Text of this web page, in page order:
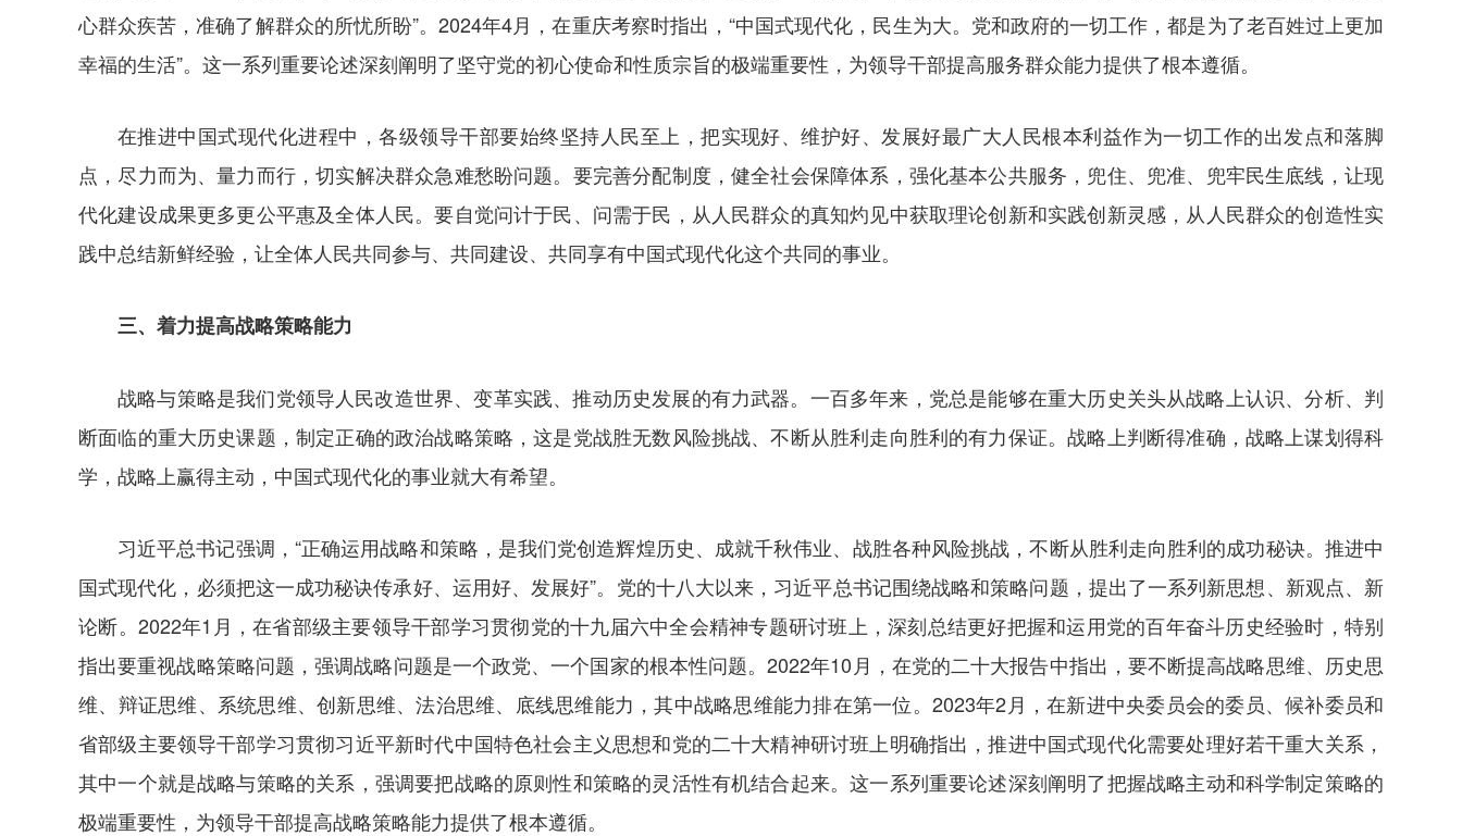
心群众疾苦，准确了解群众的所忧所盼”。2024年4月，在重庆考察时指出，“中国式现代化，民生为大。党和政府的一切工作，都是为了老百姓过上更加
幸福的生活”。这一系列重要论述深刻阐明了坚守党的初心使命和性质宗旨的极端重要性，为领导干部提高服务群众能力提供了根本遵循。
在推进中国式现代化进程中，各级领导干部要始终坚持人民至上，把实现好、维护好、发展好最广大人民根本利益作为一切工作的出发点和落脚
点，尽力而为、量力而行，切实解决群众急难愁盼问题。要完善分配制度，健全社会保障体系，强化基本公共服务，兜住、兜准、兜牢民生底线，让现
代化建设成果更多更公平惠及全体人民。要自觉问计于民、问需于民，从人民群众的真知灼见中获取理论创新和实践创新灵感，从人民群众的创造性实
践中总结新鲜经验，让全体人民共同参与、共同建设、共同享有中国式现代化这个共同的事业。
三、着力提高战略策略能力
战略与策略是我们党领导人民改造世界、变革实践、推动历史发展的有力武器。一百多年来，党总是能够在重大历史关头从战略上认识、分析、判
断面临的重大历史课题，制定正确的政治战略策略，这是党战胜无数风险挑战、不断从胜利走向胜利的有力保证。战略上判断得准确，战略上谋划得科
学，战略上赢得主动，中国式现代化的事业就大有希望。
习近平总书记强调，“正确运用战略和策略，是我们党创造辉煌历史、成就千秋伟业、战胜各种风险挑战，不断从胜利走向胜利的成功秘诀。推进中
国式现代化，必须把这一成功秘诀传承好、运用好、发展好”。党的十八大以来，习近平总书记围绕战略和策略问题，提出了一系列新思想、新观点、新
论断。2022年1月，在省部级主要领导干部学习贯彻党的十九届六中全会精神专题研讨班上，深刻总结更好把握和运用党的百年奋斗历史经验时，特别
指出要重视战略策略问题，强调战略问题是一个政党、一个国家的根本性问题。2022年10月，在党的二十大报告中指出，要不断提高战略思维、历史思
维、辩证思维、系统思维、创新思维、法治思维、底线思维能力，其中战略思维能力排在第一位。2023年2月，在新进中央委员会的委员、候补委员和
省部级主要领导干部学习贯彻习近平新时代中国特色社会主义思想和党的二十大精神研讨班上明确指出，推进中国式现代化需要处理好若干重大关系，
其中一个就是战略与策略的关系，强调要把战略的原则性和策略的灵活性有机结合起来。这一系列重要论述深刻阐明了把握战略主动和科学制定策略的
极端重要性，为领导干部提高战略策略能力提供了根本遵循。